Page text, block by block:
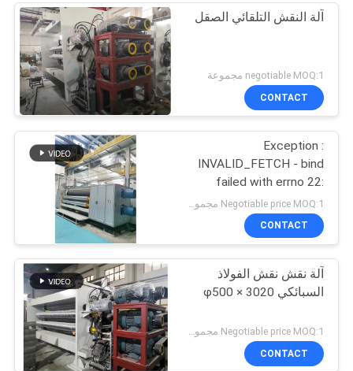
آلة النقش التلقائي الصقل
negotiable MOQ:1 مجموعة
CONTACT
Exception :
INVALID_FETCH - bind
failed with errno 22:
Invalid argument
ip=172.17.0.1
CONTACT
آلة نقش نقش الفولاذ
السبائكي φ500 × 3020
Negotiable price MOQ:1 مجموعة
CONTACT